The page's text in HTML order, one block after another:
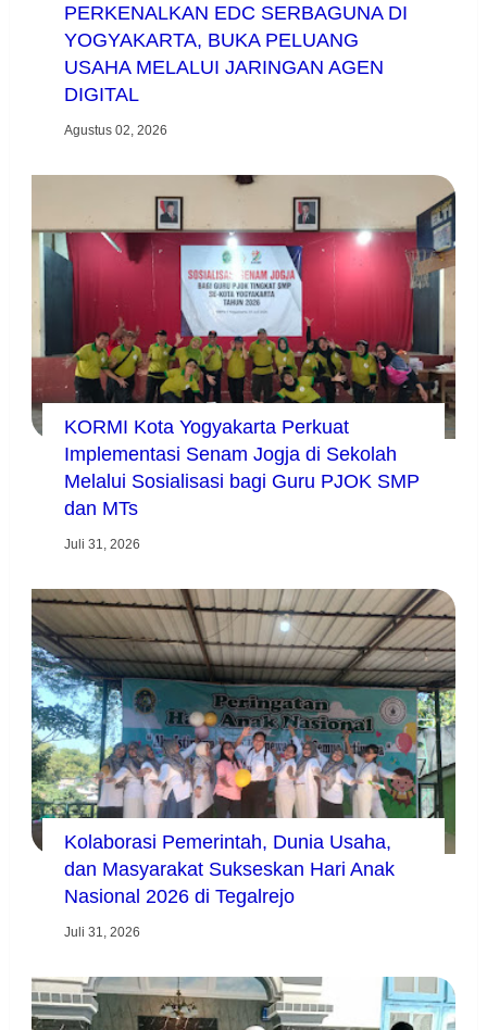
PERKENALKAN EDC SERBAGUNA DI
YOGYAKARTA, BUKA PELUANG
USAHA MELALUI JARINGAN AGEN
DIGITAL
Agustus 02, 2026
KORMI Kota Yogyakarta Perkuat
Implementasi Senam Jogja di Sekolah
Melalui Sosialisasi bagi Guru PJOK SMP
dan MTs
Juli 31, 2026
Kolaborasi Pemerintah, Dunia Usaha,
dan Masyarakat Sukseskan Hari Anak
Nasional 2026 di Tegalrejo
Juli 31, 2026